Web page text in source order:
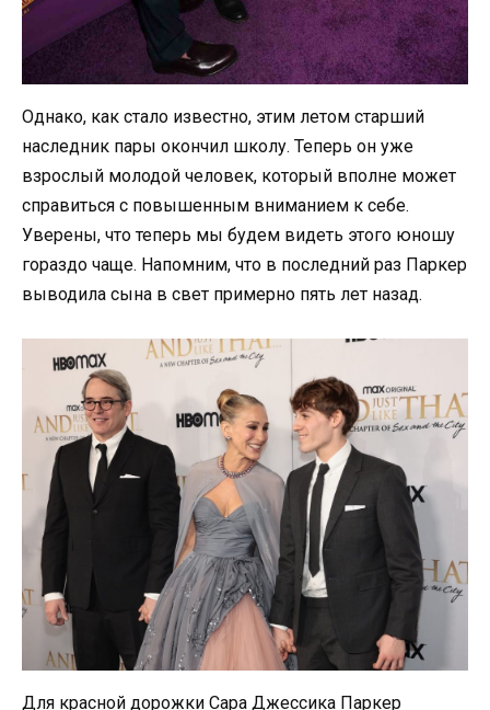
Однако, как стало известно, этим летом старший
наследник пары окончил школу. Теперь он уже
взрослый молодой человек, который вполне может
справиться с повышенным вниманием к себе.
Уверены, что теперь мы будем видеть этого юношу
гораздо чаще. Напомним, что в последний раз Паркер
выводила сына в свет примерно пять лет назад.
Для красной дорожки Сара Джессика Паркер